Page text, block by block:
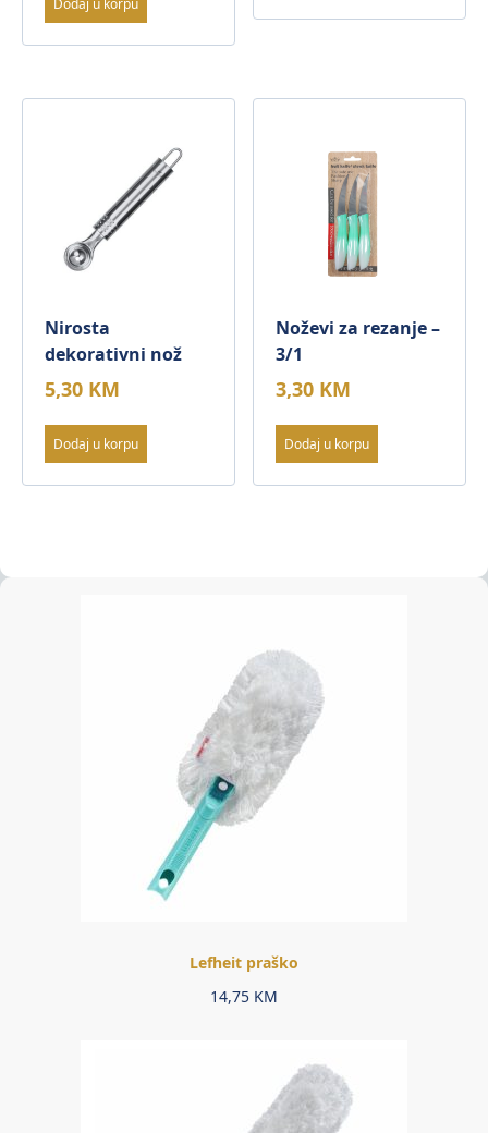
Dodaj u korpu
Nirosta
dekorativni nož
5,30 KM
Dodaj u korpu
Noževi za rezanje –
3/1
3,30 KM
Dodaj u korpu
Lefheit praško
14,75 KM